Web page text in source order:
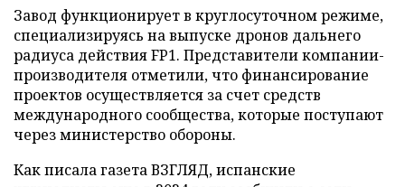
Завод функционирует в круглосуточном режиме,
специализируясь на выпуске дронов дальнего
радиуса действия FP1. Представители компании-
производителя отметили, что финансирование
проектов осуществляется за счет средств
международного сообщества, которые поступают
через министерство обороны.
Как писала газета ВЗГЛЯД, испанские